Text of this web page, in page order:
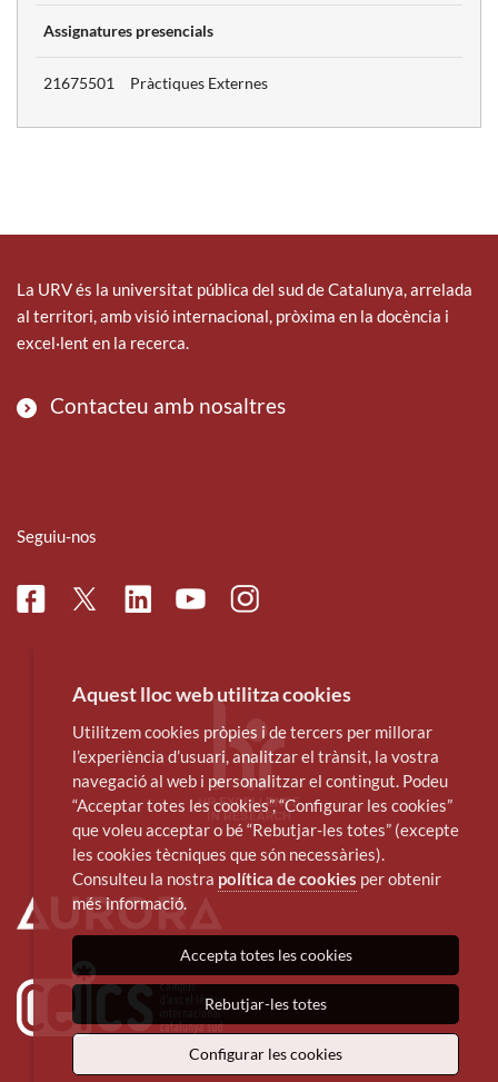
Assignatures presencials
21675501 Pràctiques Externes
La URV és la universitat pública del sud de Catalunya, arrelada
al territori, amb visió internacional, pròxima en la docència i
excel·lent en la recerca.
Contacteu amb nosaltres
Seguiu-nos
FacebookTwitterLinkedinYoutubeInstagram
Aquest lloc web utilitza cookies
Utilitzem cookies pròpies i de tercers per millorar
l’experiència d’usuari, analitzar el trànsit, la vostra
navegació al web i personalitzar el contingut. Podeu
“Acceptar totes les cookies”, “Configurar les cookies”
que voleu acceptar o bé “Rebutjar-les totes” (excepte
les cookies tècniques que són necessàries).
Consulteu la nostra política de cookies per obtenir
més informació.
Accepta totes les cookies
Rebutjar-les totes
Configurar les cookies